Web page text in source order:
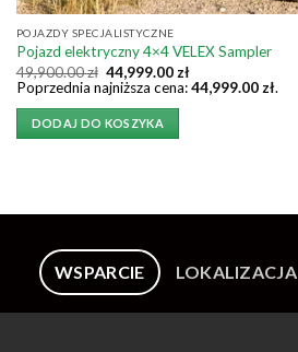
POJAZDY SPECJALISTYCZNE
Pojazd elektryczny 4×4 VELEX Sampler
49,900.00zł Pierwotna
cena
wynosiła:
49,900.00 zł.
44,999.00 złAktualna
cena
wynosi:
Poprzednia najniższa cena:44,999.00 zł.
DODAJ DO KOSZYKA
WSPARCIE LOKALIZACJA